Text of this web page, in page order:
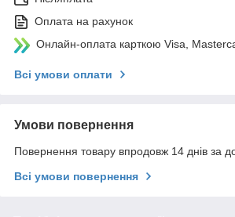
Оплата на рахунок
Онлайн-оплата карткою Visa,
Всі умови оплати
Умови повернення
Повернення товару впродовж 14 днів за
Всі умови повернення